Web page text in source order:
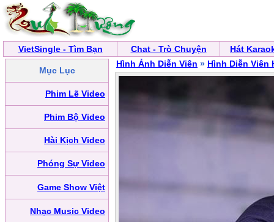
VietSingle - Tìm Bạn Chat - Trò Chuyện Hát
Mục Lục
Phim Lẽ Video
Phim Bộ Video
Hài Kịch Video
Phóng Sự Video
Game Show Việt
Nhạc Music Video
Hình Ảnh Diễn Viên » Hình Diễn Viên